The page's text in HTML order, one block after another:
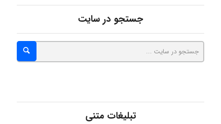
hosein abdolvand
جستجو در سایت
تبلیغات متنی